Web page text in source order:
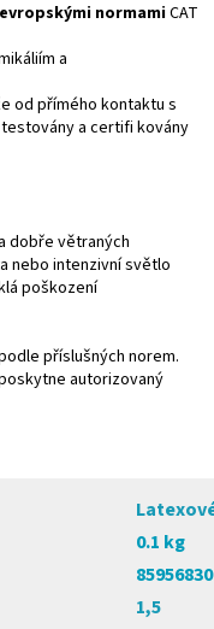
evropskými normamiCAT
a
od přímého kontaktu s
a certifi kovány
dobře větraných
nebo intenzivní světlo
poškození
příslušných norem.
autorizovaný
0.1 kg
1,5